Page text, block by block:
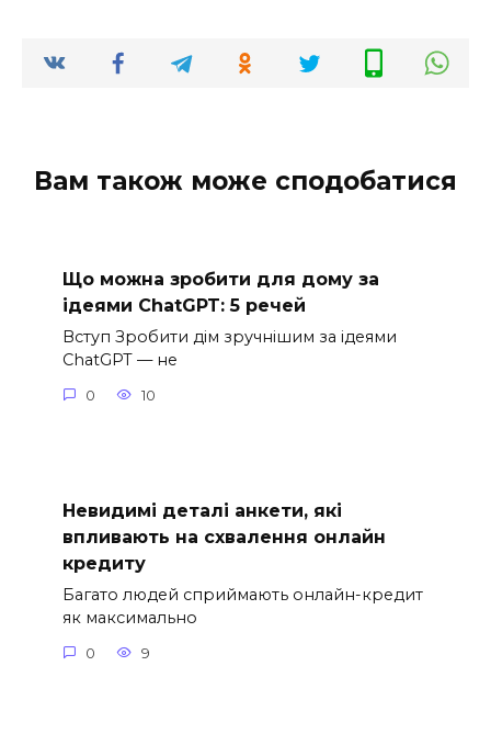
Вам також може сподобатися
Що можна зробити для дому за
ідеями ChatGPT: 5 речей
Вступ Зробити дім зручнішим за ідеями
ChatGPT — не
0 10
Невидимі деталі анкети, які
впливають на схвалення онлайн
кредиту
Багато людей сприймають онлайн-кредит
як максимально
0 9